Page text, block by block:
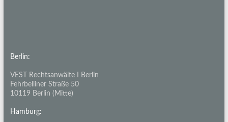
Berlin:
VEST Rechtsanwälte I Berlin
Fehrbelliner Straße 50
10119 Berlin (Mitte)
Hamburg: